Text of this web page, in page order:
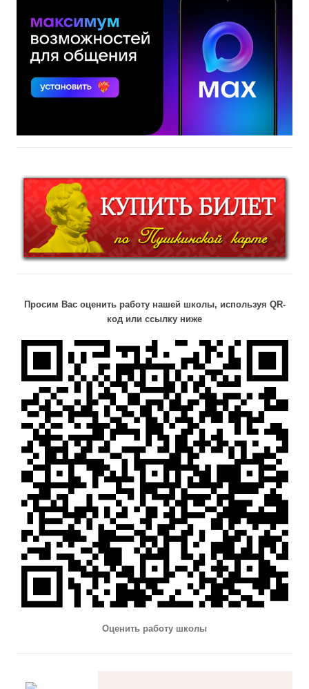
Просим Вас оценить работу нашей школы, используя QR-
код или ссылку ниже
Оценить работу школы